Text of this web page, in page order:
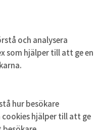
och analysera
som hjälper till att ge en
hur besökare
cookies hjälper till att ge